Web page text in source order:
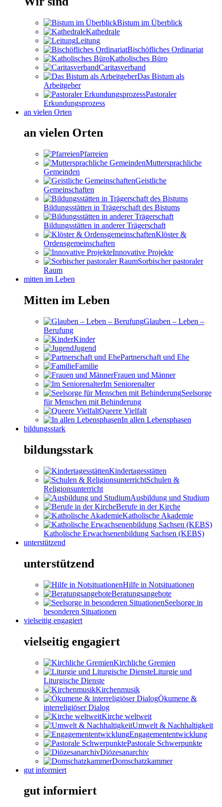
Bistum im Überblick
Kathedrale
Leitung
Bischöfliches Ordinariat
Katholisches Büro
Caritasverband
Das Bistum als
Arbeitgeber
Pastoraler
Erkundungsprozess
an vielen Orten
an vielen Orten
Pfarreien
Muttersprachliche
Gemeinden
Geistliche
Gemeinschaften
Bildungsstätten in Trägerschaft des Bistums
Bildungsstätten in anderer Trägerschaft
Klöster &
Ordensgemeinschaften
Innovative Projekte
Sorbischer pastoraler
Raum
mitten im Leben
Mitten im Leben
Glauben – Leben –
Berufung
Kinder
Jugend
Partnerschaft und Ehe
Familie
Frauen und Männer
Im Seniorenalter
Seelsorge
für Menschen mit Behinderung
Queere Vielfalt
In allen Lebensphasen
bildungsstark
bildungsstark
Kindertagesstätten
Schulen &
Religionsunterricht
Ausbildung und Studium
Berufe in der Kirche
Katholische Akademie
Katholische Erwachsenenbildung Sachsen (KEBS)
unterstützend
unterstützend
Hilfe in Notsituationen
Beratungsangebote
Seelsorge in
besonderen Situationen
vielseitig engagiert
vielseitig engagiert
Kirchliche Gremien
Liturgie und
Liturgische Dienste
Kirchenmusik
Ökumene &
interreligiöser Dialog
Kirche weltweit
Umwelt & Nachhaltigkeit
Engagemententwicklung
Pastorale Schwerpunkte
Diözesanarchiv
Domschatzkammer
gut informiert
gut informiert